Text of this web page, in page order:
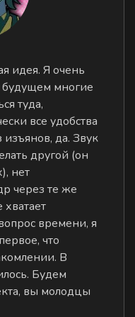
идея. Я очень
многие
туда,
все удобства
да. Звук
другой (он
нет
через те же
времени, я
что
В
Будем
вы молодцы